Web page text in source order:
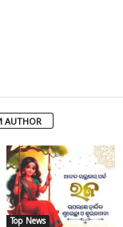
AUTHOR
Top News